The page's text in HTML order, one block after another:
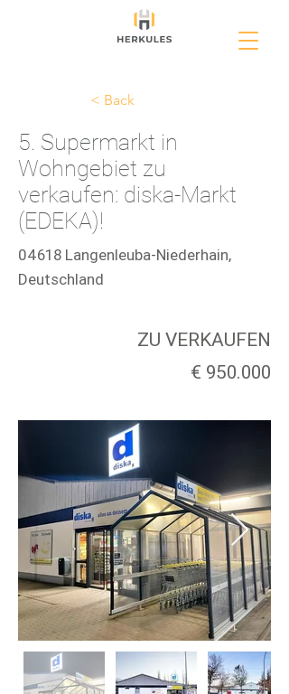
< Back
5. Supermarkt in
Wohngebiet zu
verkaufen: diska-Markt
(EDEKA)!
04618 Langenleuba-Niederhain,
Deutschland
ZU VERKAUFEN
€ 950.000